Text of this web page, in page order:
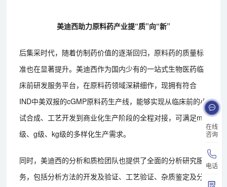
在线
咨询
电话
美迪西助力原料药产业提“质”向“新”
后集采时代，随着仿制药价值的逐渐回归，原料药的质量标
准也在显著提升。美迪西作为国内少有的一站式生物医药临
床前研发服务平台，在原料药领域深耕细作，现拥有符合
IND中美双报的cGMP原料药生产线，能够实现从临床前的小
试合成、工艺开发到商业化生产阶段的全程对接，可满足mg
级、g级、kg级的多样化生产需求。
同时，美迪西的分析和质检团队也提供了全面的分析研究服
务，包括分析方法的开发及验证、工艺验证、杂质鉴定及分